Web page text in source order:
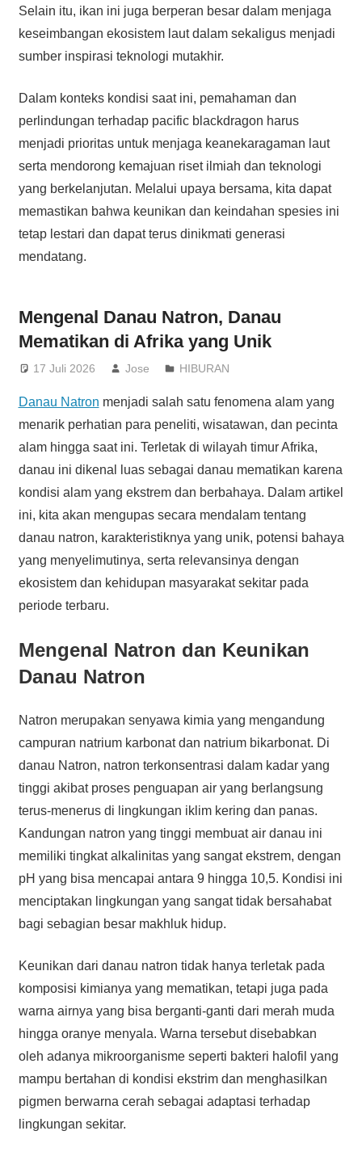
Selain itu, ikan ini juga berperan besar dalam menjaga
keseimbangan ekosistem laut dalam sekaligus menjadi
sumber inspirasi teknologi mutakhir.
Dalam konteks kondisi saat ini, pemahaman dan
perlindungan terhadap pacific blackdragon harus
menjadi prioritas untuk menjaga keanekaragaman laut
serta mendorong kemajuan riset ilmiah dan teknologi
yang berkelanjutan. Melalui upaya bersama, kita dapat
memastikan bahwa keunikan dan keindahan spesies ini
tetap lestari dan dapat terus dinikmati generasi
mendatang.
Mengenal Danau Natron, Danau
Mematikan di Afrika yang Unik
17 Juli 2026 Jose HIBURAN
Danau Natron menjadi salah satu fenomena alam yang
menarik perhatian para peneliti, wisatawan, dan pecinta
alam hingga saat ini. Terletak di wilayah timur Afrika,
danau ini dikenal luas sebagai danau mematikan karena
kondisi alam yang ekstrem dan berbahaya. Dalam artikel
ini, kita akan mengupas secara mendalam tentang
danau natron, karakteristiknya yang unik, potensi bahaya
yang menyelimutinya, serta relevansinya dengan
ekosistem dan kehidupan masyarakat sekitar pada
periode terbaru.
Mengenal Natron dan Keunikan
Danau Natron
Natron merupakan senyawa kimia yang mengandung
campuran natrium karbonat dan natrium bikarbonat. Di
danau Natron, natron terkonsentrasi dalam kadar yang
tinggi akibat proses penguapan air yang berlangsung
terus-menerus di lingkungan iklim kering dan panas.
Kandungan natron yang tinggi membuat air danau ini
memiliki tingkat alkalinitas yang sangat ekstrem, dengan
pH yang bisa mencapai antara 9 hingga 10,5. Kondisi ini
menciptakan lingkungan yang sangat tidak bersahabat
bagi sebagian besar makhluk hidup.
Keunikan dari danau natron tidak hanya terletak pada
komposisi kimianya yang mematikan, tetapi juga pada
warna airnya yang bisa berganti-ganti dari merah muda
hingga oranye menyala. Warna tersebut disebabkan
oleh adanya mikroorganisme seperti bakteri halofil yang
mampu bertahan di kondisi ekstrim dan menghasilkan
pigmen berwarna cerah sebagai adaptasi terhadap
lingkungan sekitar.